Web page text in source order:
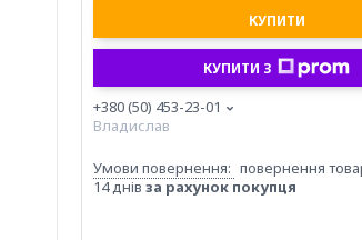
КУПИТИ
КУПИТИ З
+380 (50) 453-23-01
Владислав
повернення
14 днів за рахунок покупця